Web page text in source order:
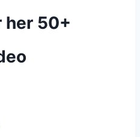
her 50+